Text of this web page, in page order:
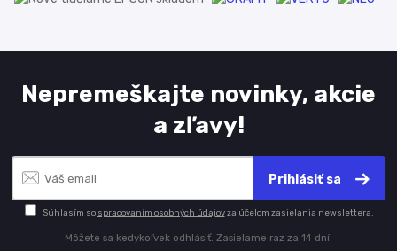
Nepremeškajte novinky, akcie
a zľavy!
Prihlásiť sa
Súhlasím so spracovaním osobných údajovza účelom zasielania newslettera.
Môžete sa kedykoľvek odhlásiť. Zasielame raz za 14 dní.